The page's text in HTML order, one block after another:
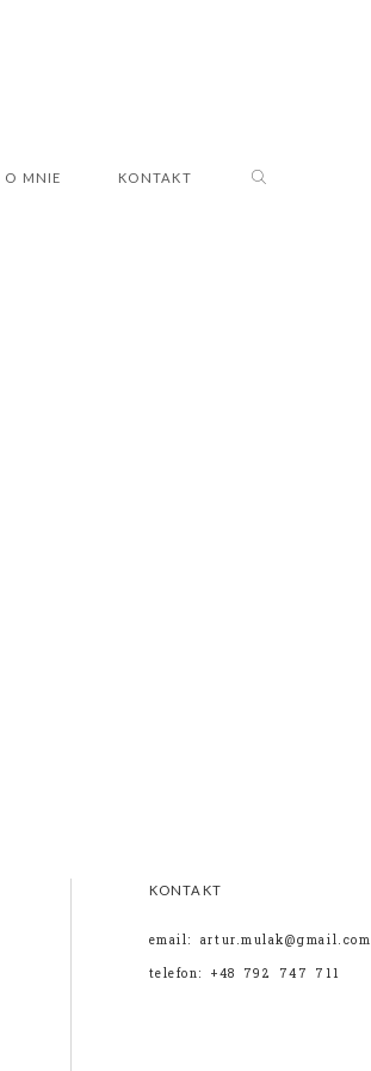
O MNIE KONTAKT
KONTAKT
email: artur.mulak@gmail.com
telefon: +48 792 747 711